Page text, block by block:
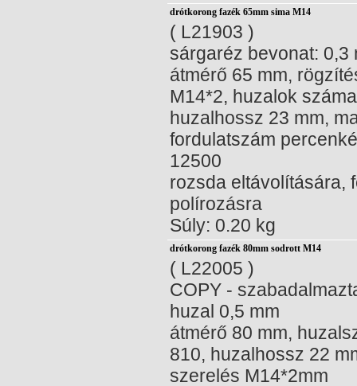
drótkorong fazék 65mm sima M14
( L21903 )
sárgaréz bevonat: 0,3
átmérő 65 mm,
M14*2, huzalok
huzalhossz 23 mm,
fordulatszám
12500
rozsda eltávolítására,
polírozásra
Súly: 0.20 kg
drótkorong fazék 80mm sodrott M14
( L22005 )
COPY -
huzal 0,5 mm
átmérő 80 mm,
810, huzalhossz 22
szerelés M14*2mm